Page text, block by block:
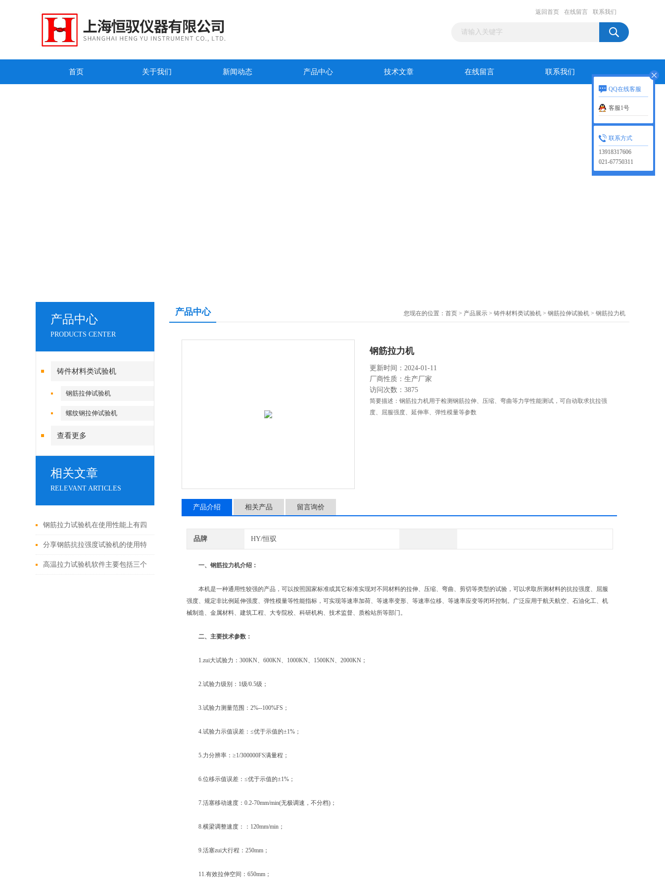
返回首页 在线留言 联系我们
首页 关于我们 新闻动态 产品中心 技术文章 在线留言 联系我们
产品中心
PRODUCTS CENTER
铸件材料类试验机
钢筋拉伸试验机
螺纹钢拉伸试验机
查看更多
相关文章
RELEVANT ARTICLES
钢筋拉力试验机在使用性能上有四
大点
分享钢筋抗拉强度试验机的使用特
点和操作流程
高温拉力试验机软件主要包括三个
产品中心 您现在的位置： 首页 > 产品展示 > 铸件材料类试验机 > 钢筋拉伸试验机 > 钢筋拉力机
钢筋拉力机
更新时间：2024-01-11
厂商性质：生产厂家
访问次数：3875
简要描述：钢筋拉力机用于检测钢筋拉伸、压缩、弯曲等力学性能测试，可自动取求抗拉强
度、屈服强度、延伸率、弹性模量等参数
产品介绍 相关产品 留言询价
品牌 HY/恒驭
一、钢筋拉力机介绍：
本机是一种通用性较强的产品，可以按照国家标准或其它标准实现对不同材料的拉伸、压缩、弯曲、剪切等类型的试验，可以求取所测材料的抗拉强度、屈服
强度、规定非比例延伸强度、弹性模量等性能指标，可实现等速率加荷、等速率变形、等速率位移、等速率应变等闭环控制。广泛应用于航天航空、石油化工、机
械制造、金属材料、建筑工程、大专院校、科研机构、技术监督、质检站所等部门。
二、 主要技术参数：
1.zui大试验力：300KN、600KN、1000KN、1500KN、2000KN；
2.试验力级别：1级/0.5级；
3.试验力测量范围：2%--100%FS；
4.试验力示值误差：≤优于示值的±1%；
5.力分辨率：≥1/300000FS满量程；
6.位移示值误差：≤优于示值的±1%；
7.活塞移动速度：0.2-70mm/min(无极调速，不分档)；
8.横梁调整速度：：120mm/min；
9.活塞zui大行程：250mm；
11.有效拉伸空间：650mm；
QQ在线客服
客服1号
联系方式
13918317606
021-67750311